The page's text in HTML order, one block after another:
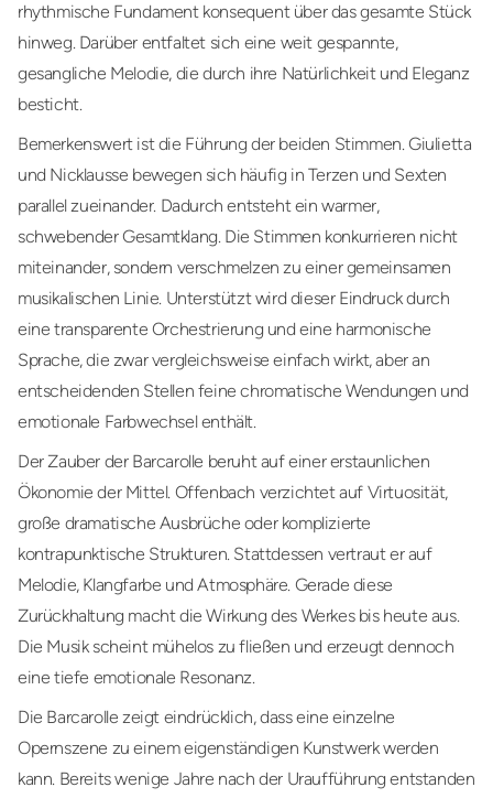
rhythmische Fundament konsequent über das gesamte Stück
hinweg. Darüber entfaltet sich eine weit gespannte,
gesangliche Melodie, die durch ihre Natürlichkeit und Eleganz
besticht.
Bemerkenswert ist die Führung der beiden Stimmen. Giulietta
und Nicklausse bewegen sich häufig in Terzen und Sexten
parallel zueinander. Dadurch entsteht ein warmer,
schwebender Gesamtklang. Die Stimmen konkurrieren nicht
miteinander, sondern verschmelzen zu einer gemeinsamen
musikalischen Linie. Unterstützt wird dieser Eindruck durch
eine transparente Orchestrierung und eine harmonische
Sprache, die zwar vergleichsweise einfach wirkt, aber an
entscheidenden Stellen feine chromatische Wendungen und
emotionale Farbwechsel enthält.
Der Zauber der Barcarolle beruht auf einer erstaunlichen
Ökonomie der Mittel. Offenbach verzichtet auf Virtuosität,
große dramatische Ausbrüche oder komplizierte
kontrapunktische Strukturen. Stattdessen vertraut er auf
Melodie, Klangfarbe und Atmosphäre. Gerade diese
Zurückhaltung macht die Wirkung des Werkes bis heute aus.
Die Musik scheint mühelos zu fließen und erzeugt dennoch
eine tiefe emotionale Resonanz.
Die Barcarolle zeigt eindrücklich, dass eine einzelne
Opernszene zu einem eigenständigen Kunstwerk werden
kann. Bereits wenige Jahre nach der Uraufführung entstanden